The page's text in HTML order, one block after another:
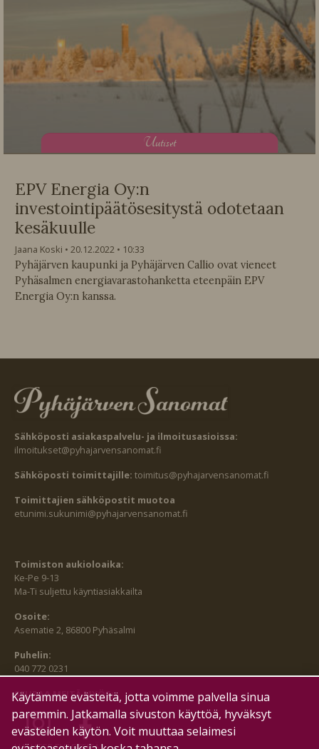
Uutiset
EPV Energia Oy:n
investointipäätösesitystä odotetaan
kesäkuulle
Jaana Koski 20.12.2022
10:33
Pyhäjärven kaupunki ja Pyhäjärven Callio ovat vieneet
Pyhäsalmen energiavarastohanketta eteenpäin EPV
Energia Oy:n kanssa.
Sähköposti asiakaspalvelu- ja ilmoitusasioissa:
ilmoitukset@pyhajarvensanomat.fi
Sähköposti toimittajille: toimitus@pyhajarvensanomat.fi
Toimittajien sähköpostit muotoa
etunimi.sukunimi@pyhajarvensanomat.fi
Toimiston aukioloaika:
Ke-Pe 9-13
Ma-Ti suljettu käyntiasiakkailta
Osoite:
Asematie 2, 86800 Pyhäsalmi
Puhelin:
040 772 0231
SEURAA MEITÄ MYÖS:
Käytämme evästeitä, jotta voimme palvella sinua
paremmin. Jatkamalla sivuston käyttöä, hyväksyt
evästeiden käytön. Voit muuttaa selaimesi